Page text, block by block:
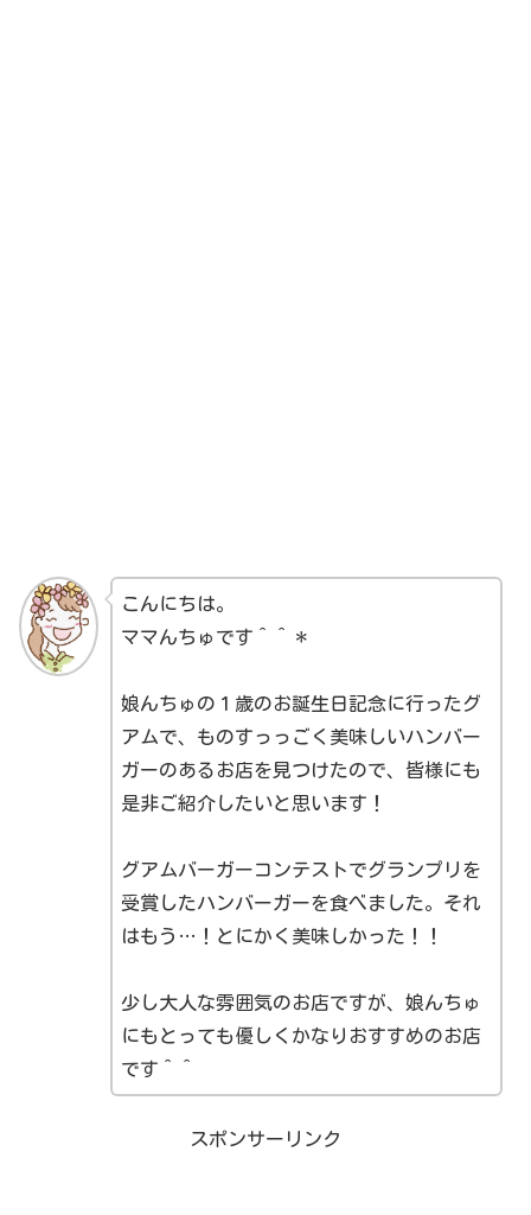
こんにちは。
ママんちゅです＾＾＊
娘んちゅの１歳のお誕生日記念に行ったグ
アムで、ものすっっごく美味しいハンバー
ガーのあるお店を見つけたので、皆様にも
是非ご紹介したいと思います！
グアムバーガーコンテストでグランプリを
受賞したハンバーガーを食べました。それ
はもう…！とにかく美味しかった！！
少し大人な雰囲気のお店ですが、娘んちゅ
にもとっても優しくかなりおすすめのお店
です＾＾
スポンサーリンク